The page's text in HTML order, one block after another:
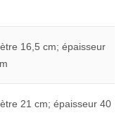
16,5 cm; épaisseur
21 cm; épaisseur 40